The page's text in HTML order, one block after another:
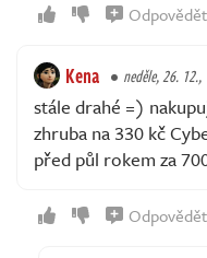
Odpovědět
Kena neděle, 26. 12.,
stále drahé =)
zhruba na 330 kč
před půl rokem za
Odpovědět